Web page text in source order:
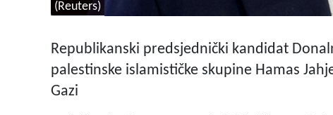
(Reuters)
Republikanski predsjednički kandidat
palestinske islamističke skupine Hamas
Gazi